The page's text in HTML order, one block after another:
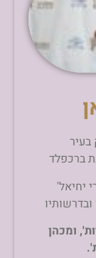
ברכפלד
יחיאל'
ובדרשותיו
ומכהן